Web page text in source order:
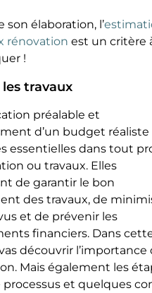
son élaboration, l’
rénovation est un critère
!
travaux
préalable et
d’un budget
essentielles dans tout
ou travaux. Elles
de garantir le bon
des travaux, de
et de prévenir les
financiers. Dans
découvrir l’importance
Mais également les
processus et quelques